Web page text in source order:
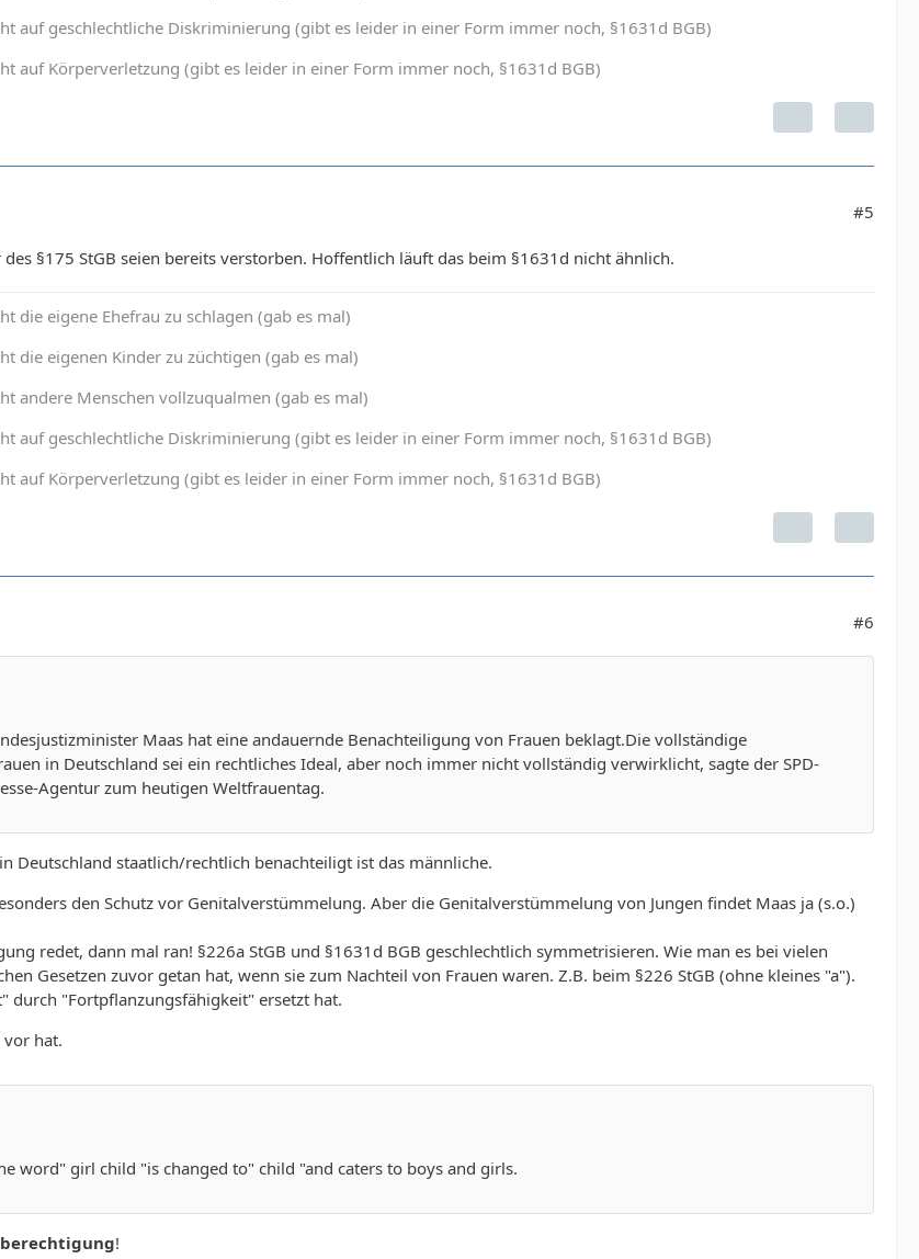
auf geschlechtliche Diskriminierung (gibt es leider in einer Form immer noch, §1631d BGB)
auf Körperverletzung (gibt es leider in einer Form immer noch, §1631d BGB)
#5
§175 StGB seien bereits verstorben. Hoffentlich läuft das beim §1631d nicht ähnlich.
die eigene Ehefrau zu schlagen (gab es mal)
die eigenen Kinder zu züchtigen (gab es mal)
andere Menschen vollzuqualmen (gab es mal)
auf geschlechtliche Diskriminierung (gibt es leider in einer Form immer noch, §1631d BGB)
auf Körperverletzung (gibt es leider in einer Form immer noch, §1631d BGB)
#6
Maas hat eine andauernde Benachteiligung von Frauen beklagt.Die vollständige
in Deutschland sei ein rechtliches Ideal, aber noch immer nicht vollständig verwirklicht, sagte der SPD-
Agentur zum heutigen Weltfrauentag.
Deutschland staatlich/rechtlich benachteiligt ist das männliche.
den Schutz vor Genitalverstümmelung. Aber die Genitalverstümmelung von Jungen findet Maas ja (s.o.)
redet, dann mal ran! §226a StGB und §1631d BGB geschlechtlich symmetrisieren. Wie man es bei vielen
Gesetzen zuvor getan hat, wenn sie zum Nachteil von Frauen waren. Z.B. beim §226 StGB (ohne kleines "a").
durch "Fortpflanzungsfähigkeit" ersetzt hat.
vor hat.
word" girl child "is changed to" child "and caters to boys and girls.
!